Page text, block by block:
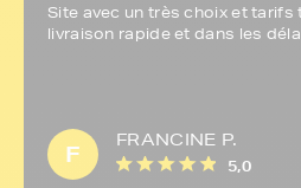
Site avec un très choix et
livraison rapide et dans les
F
FRANCINE P.
5,0